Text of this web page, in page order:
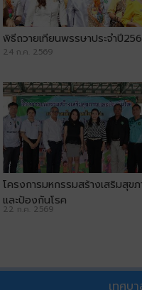
พิธีถวายเทียนพรรษาประจำปี
24 ก.ค. 2569
โครงการมหกรรมสร้างเสริมสุข
และป้องกันโรค
22 ก.ค. 2569
เทศบ